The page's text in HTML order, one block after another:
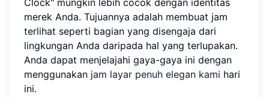
merek Anda. Tujuannya adalah membuat jam
terlihat seperti bagian yang disengaja dari
lingkungan Anda daripada hal yang terlupakan.
Anda dapat menjelajahi gaya-gaya ini dengan
menggunakan jam layar penuh elegan kami hari
ini.